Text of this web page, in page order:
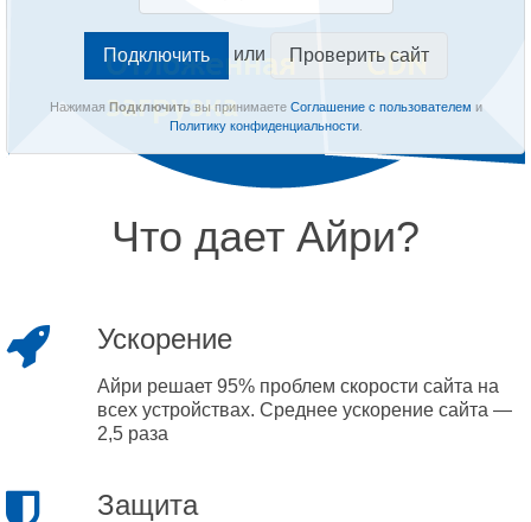
или Проверить сайт
Нажимая Подключитьвы принимаете Соглашение с пользователем и
Политику конфиденциальности.
Что дает Айри?
Ускорение
Айри решает 95% проблем скорости сайта на
всех устройствах. Среднее ускорение сайта —
2,5 раза
Защита